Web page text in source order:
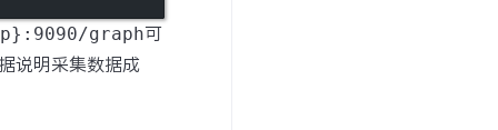
graph可
说明采集数据成